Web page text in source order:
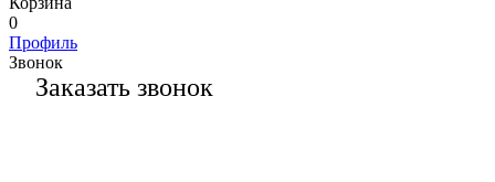
0
Профиль
Звонок
Заказать звонок